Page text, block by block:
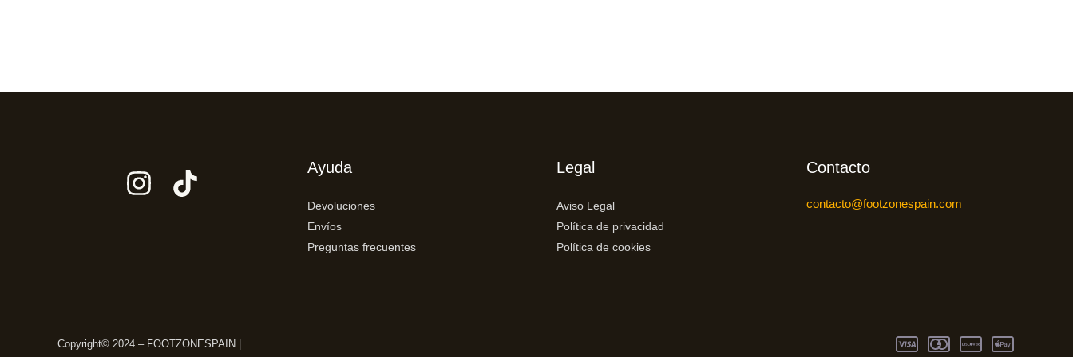
Ayuda
Devoluciones
Envíos
Preguntas frecuentes
Legal
Aviso Legal
Política de privacidad
Política de cookies
Contacto
contacto@footzonespain.com
Copyright© 2024 – FOOTZONESPAIN |